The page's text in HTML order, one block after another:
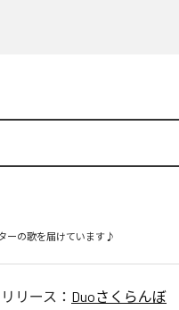
ーの歌を届けています♪
リース： Duoさくらんぼ